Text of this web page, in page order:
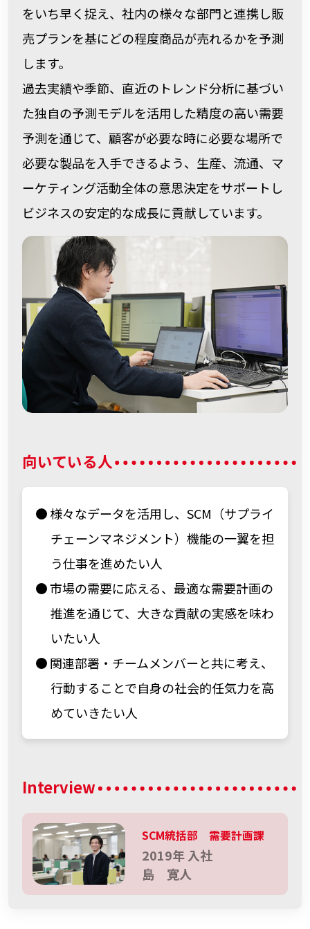
をいち早く捉え、社内の様々な部門と連携し販
売プランを基にどの程度商品が売れるかを予測
します。
過去実績や季節、直近のトレンド分析に基づい
た独自の予測モデルを活用した精度の高い需要
予測を通じて、顧客が必要な時に必要な場所で
必要な製品を入手できるよう、生産、流通、マ
ーケティング活動全体の意思決定をサポートし
ビジネスの安定的な成長に貢献しています。
向いている人
様々なデータを活用し、SCM（サプライ
チェーンマネジメント）機能の一翼を担
う仕事を進めたい人
市場の需要に応える、最適な需要計画の
推進を通じて、大きな貢献の実感を味わ
いたい人
関連部署・チームメンバーと共に考え、
行動することで自身の社会的任気力を高
めていきたい人
Interview
SCM統括部 需要計画課
2019年 入社
島 寛人